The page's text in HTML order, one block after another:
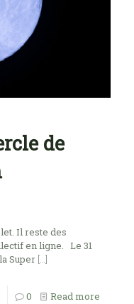
de
Il reste des
en ligne. Le 31
Super […]
0 Read more